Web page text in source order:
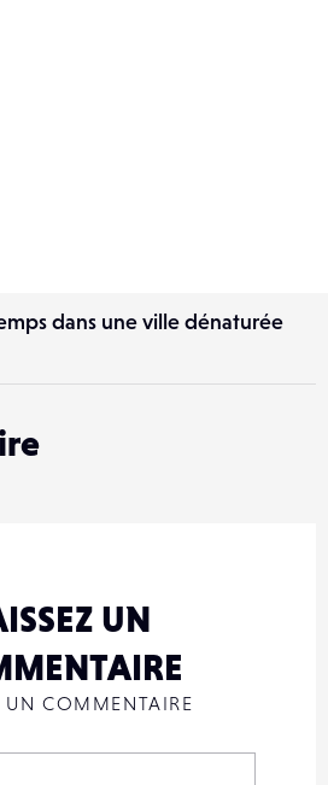
dans une ville dénaturée
UN
UN COMMENTAIRE